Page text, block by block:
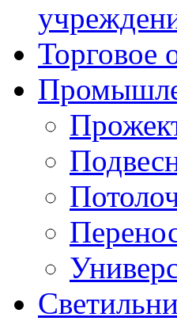
Торговое